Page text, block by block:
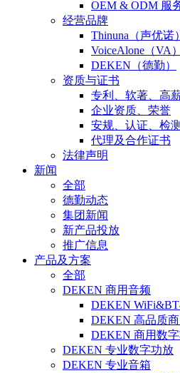
OEM & ODM 服
经营品牌
Thinuna（声优诺）
VoiceAlone（VA）
DEKEN（德勤）
资质与证书
专利、软著、高
企业资质、荣誉
安规、认证、检
代理及合作证书
法律声明
新闻
全部
德勤动态
集团新闻
新产品投放
推广信息
产品及方案
全部
DEKEN 商用音频
DEKEN
DEKEN 高品质
DEKEN 商用数
DEKEN 专业数字功放
DEKEN 专业音箱